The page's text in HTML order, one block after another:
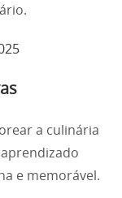
a culinária
e memorável.